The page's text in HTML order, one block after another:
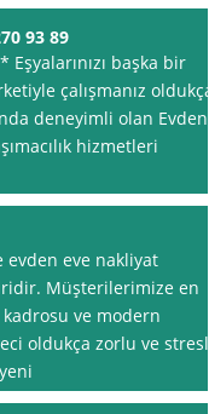
93 89
başka bir
çalışmanız oldukça
deneyimli olan Evden
hizmetleri
evden eve nakliyat
Müşterilerimize en
ve modern
oldukça zorlu ve stresli